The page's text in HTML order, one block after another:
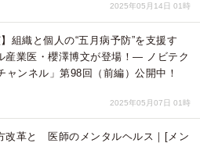
2025年05月14日 01時
】組織と個人の“五月病予防”を支援す
産業医・櫻澤博文が登場！— ノビテク
ャンネル」第98回（前編）公開中！
2025年05月07日 01時
改革と 医師のメンタルヘルス｜[メン